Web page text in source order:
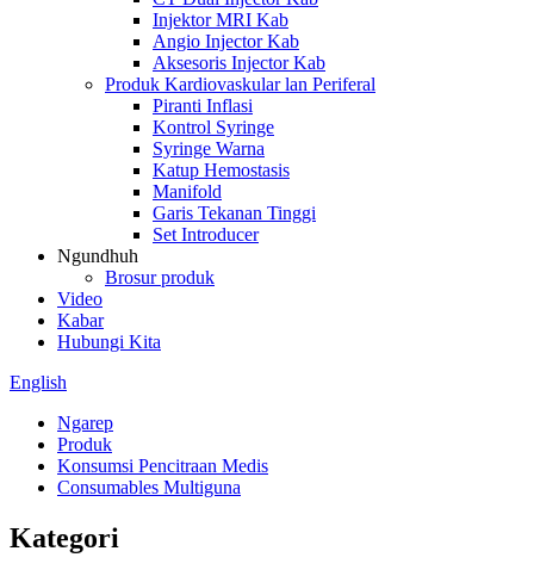
Injektor MRI Kab
Angio Injector Kab
Aksesoris Injector Kab
Produk Kardiovaskular lan Periferal
Piranti Inflasi
Kontrol Syringe
Syringe Warna
Katup Hemostasis
Manifold
Garis Tekanan Tinggi
Set Introducer
Ngundhuh
Brosur produk
Video
Kabar
Hubungi Kita
English
Ngarep
Produk
Konsumsi Pencitraan Medis
Consumables Multiguna
Kategori